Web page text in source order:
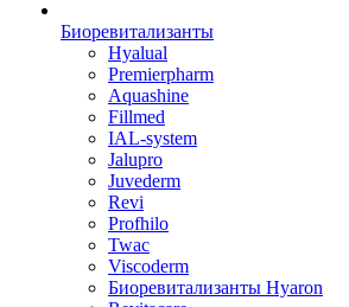
Биоревитализанты
Hyalual
Premierpharm
Aquashine
Fillmed
IAL-system
Jalupro
Juvederm
Revi
Profhilo
Twac
Viscoderm
Биоревитализанты Hyaron